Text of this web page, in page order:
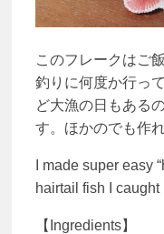
このフレークはご
釣りに何度か行っ
ど大漁の日もある
す。ほかのでも作
I made super easy
hairtail fish I caught
【Ingredients】